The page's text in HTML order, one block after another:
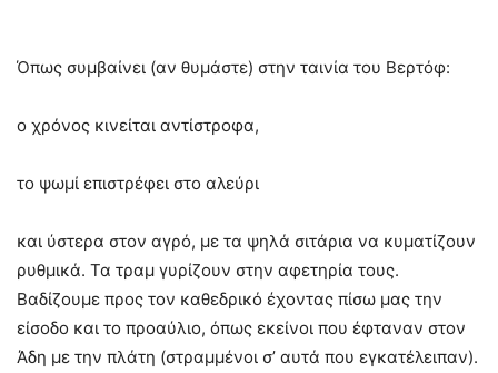
Όπως συμβαίνει (αν θυμάστε) στην ταινία του Βερτόφ:
ο χρόνος κινείται αντίστροφα,
το ψωμί επιστρέφει στο αλεύρι
και ύστερα στον αγρό, με τα ψηλά σιτάρια να κυματίζουν
ρυθμικά. Τα τραμ γυρίζουν στην αφετηρία τους.
Βαδίζουμε προς τον καθεδρικό έχοντας πίσω μας την
είσοδο και το προαύλιο, όπως εκείνοι που έφταναν στον
Άδη με την πλάτη (στραμμένοι σ’ αυτά που εγκατέλειπαν).